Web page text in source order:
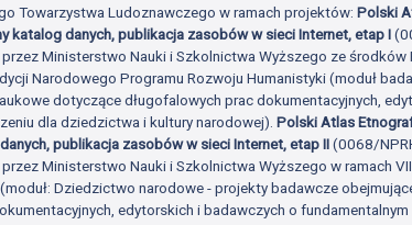
Towarzystwa Ludoznawczego w ramach projektów:Polski
katalog danych, publikacja zasobów w sieci Internet, etap I
Ministerstwo Nauki i Szkolnictwa Wyższego ze środków
Narodowego Programu Rozwoju Humanistyki (moduł
dotyczące długofalowych prac dokumentacyjnych,
dla dziedzictwa i kultury narodowej).Polski Atlas
publikacja zasobów w sieci Internet, etap II(0068/
Ministerstwo Nauki i Szkolnictwa Wyższego w ramach
Dziedzictwo narodowe - projekty badawcze
edytorskich i badawczych o